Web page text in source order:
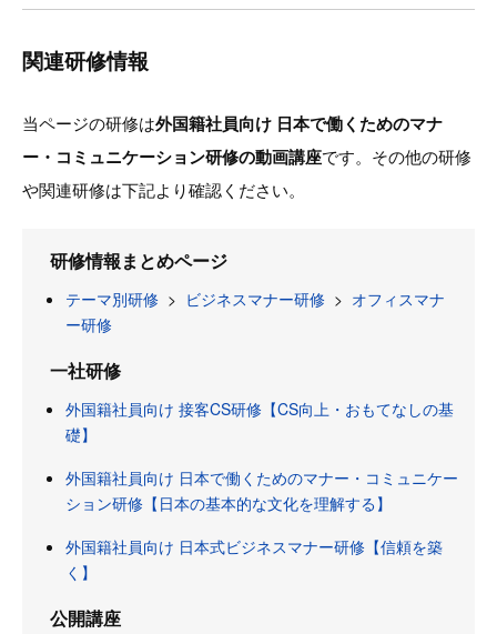
関連研修情報
当ページの研修は外国籍社員向け 日本で働くためのマナ
ー・コミュニケーション研修の動画講座です。その他の研修
や関連研修は下記より確認ください。
研修情報まとめページ
テーマ別研修 > ビジネスマナー研修 > オフィスマナ
ー研修
一社研修
外国籍社員向け 接客CS研修【CS向上・おもてなしの基
礎】
外国籍社員向け 日本で働くためのマナー・コミュニケー
ション研修【日本の基本的な文化を理解する】
外国籍社員向け 日本式ビジネスマナー研修【信頼を築
く】
公開講座